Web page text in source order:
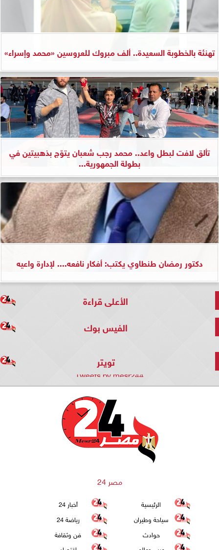
تهنئة بالخطوبة السعيدة.. ألف مبروك للعروسين «محمد وإسراء»
تألق لافت لبطل واعد.. محمد رجب شعبان يتوّج بذهبيتين في
بطولة الجمهورية...
دكتور رمضان طنطاوي يكتب: أفكار نافعه.... لإدارة واعيه
الأعلى قراءة
الفيس بوك
تويتر
Tweets by mesr244
مصر 24
الرئيسية
أخبار 24
سياحة وطيران
رياضة 24
حوادث
فن وثقافة